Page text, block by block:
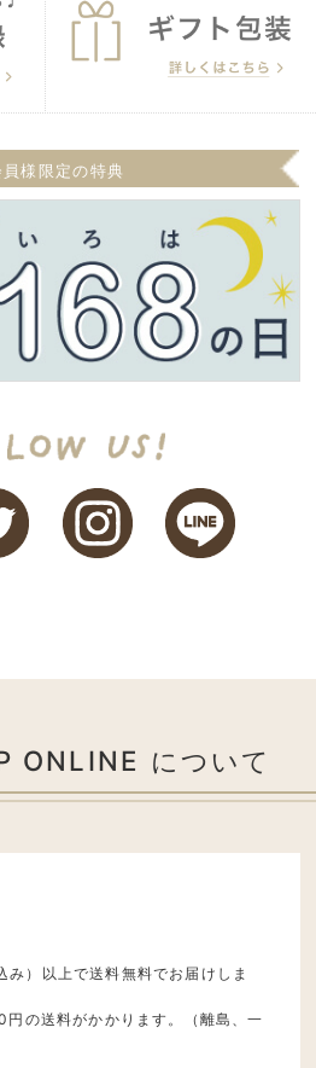
員様限定の特典
ONLINE について
）以上で送料無料でお届けしま
の送料がかかります。（離島、一